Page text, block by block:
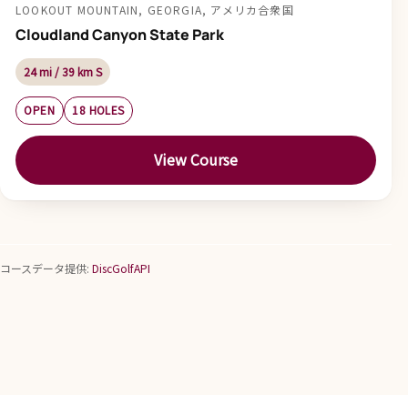
LOOKOUT MOUNTAIN, GEORGIA, アメリカ合衆国
Cloudland Canyon State Park
24 mi / 39 km S
OPEN 18 HOLES
View Course
コースデータ提供: DiscGolfAPI